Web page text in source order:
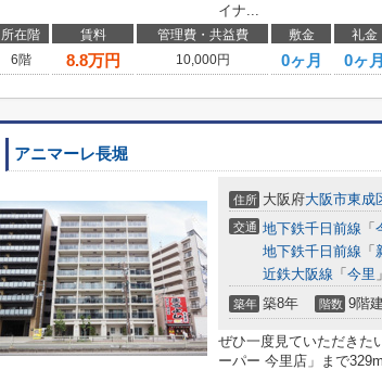
イナ...
所在階 賃料 管理費・共益費 敷金 礼金
6階
8.8万円 10,000円 0ヶ月 0ヶ月
アニマーレ長堀
住所 大阪府大阪市東成
交通 地下鉄千日前線 「
地下鉄千日前線 「
近鉄大阪線 「 今里
築年 築8年 階数 9階建
ぜひ一度見ていただきた
ーパー 今里店」まで